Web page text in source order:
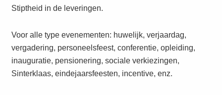
Stiptheid in de leveringen.
Voor alle type evenementen: huwelijk, verjaardag,
vergadering, personeelsfeest, conferentie, opleiding,
inauguratie, pensionering, sociale verkiezingen,
Sinterklaas, eindejaarsfeesten, incentive, enz.